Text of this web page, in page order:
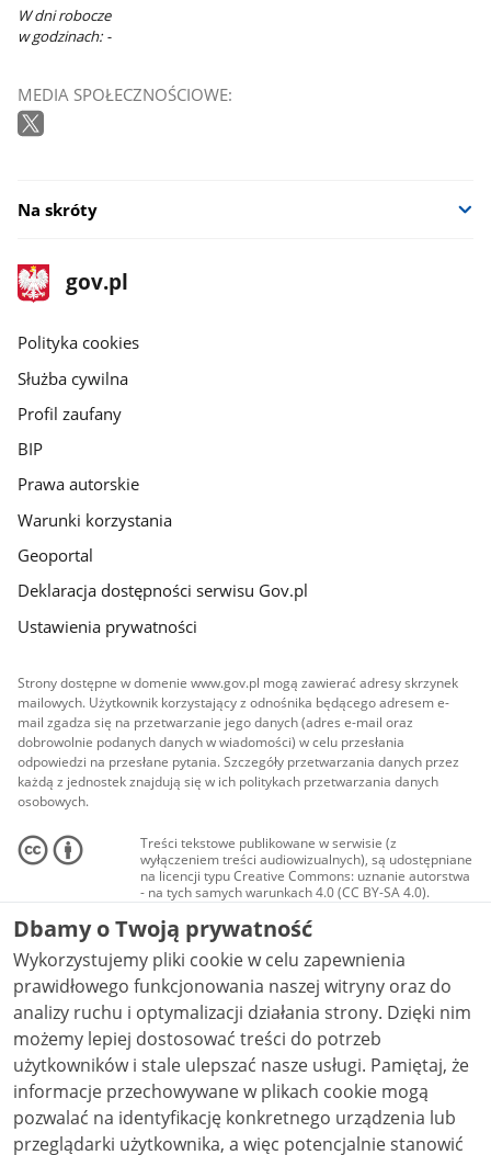
W dni robocze
w godzinach: -
MEDIA SPOŁECZNOŚCIOWE:
Na skróty
stopka
gov.pl
Strona
gov.pl
gov.pl
Polityka cookies
Służba cywilna
Profil zaufany
BIP
Prawa autorskie
Warunki korzystania
Geoportal
Deklaracja dostępności serwisu Gov.pl
Ustawienia prywatności
Strony dostępne w domenie www.gov.pl mogą zawierać adresy skrzynek
mailowych. Użytkownik korzystający z odnośnika będącego adresem e-
mail zgadza się na przetwarzanie jego danych (adres e-mail oraz
dobrowolnie podanych danych w wiadomości) w celu przesłania
odpowiedzi na przesłane pytania. Szczegóły przetwarzania danych przez
każdą z jednostek znajdują się w ich politykach przetwarzania danych
osobowych.
Treści tekstowe publikowane w serwisie (z
wyłączeniem treści audiowizualnych), są udostępniane
na licencji typu Creative Commons: uznanie autorstwa
- na tych samych warunkach 4.0 (CC BY-SA 4.0).
Materiały audiowizualne, w tym zdjęcia, materiały
audio i wideo, są udostępniane na licencji typu
Creative Commons: uznanie autorstwa użycie
niekomercyjne - bez utworów zależnych 4.0 (CC BY-
NC-ND 4.0), o ile nie jest to stwierdzone inaczej.
Dbamy o Twoją prywatność
Wykorzystujemy pliki cookie w celu zapewnienia
prawidłowego funkcjonowania naszej witryny oraz do
analizy ruchu i optymalizacji działania strony. Dzięki nim
możemy lepiej dostosować treści do potrzeb
użytkowników i stale ulepszać nasze usługi. Pamiętaj, że
informacje przechowywane w plikach cookie mogą
pozwalać na identyfikację konkretnego urządzenia lub
przeglądarki użytkownika, a więc potencjalnie stanowić